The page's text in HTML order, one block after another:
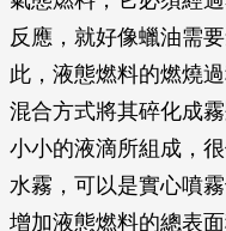
反應，就好像蠟油需
此，液態燃料的燃燒
混合方式將其碎化成
小小的液滴所組成，
水霧，可以是實心噴
增加液態燃料的總表